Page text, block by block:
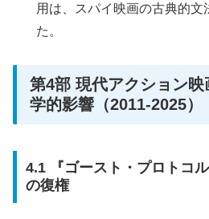
用は、スパイ映画の古典的文
た。
第4部 現代アクション
学的影響（2011-2025）
4.1 『ゴースト・プロトコ
の復権